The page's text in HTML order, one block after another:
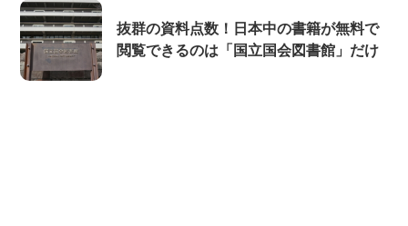
抜群の資料点数！日本中の書籍が無料で
閲覧できるのは「国立国会図書館」だけ